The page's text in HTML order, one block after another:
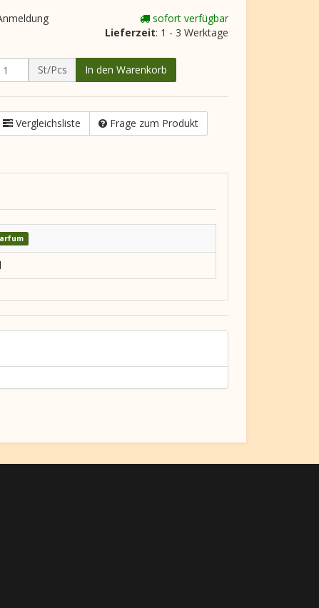
sofort verfügbar
Lieferzeit: 1 - 3 Werktage
St/Pcs In den Warenkorb
Vergleichsliste Frage zum Produkt